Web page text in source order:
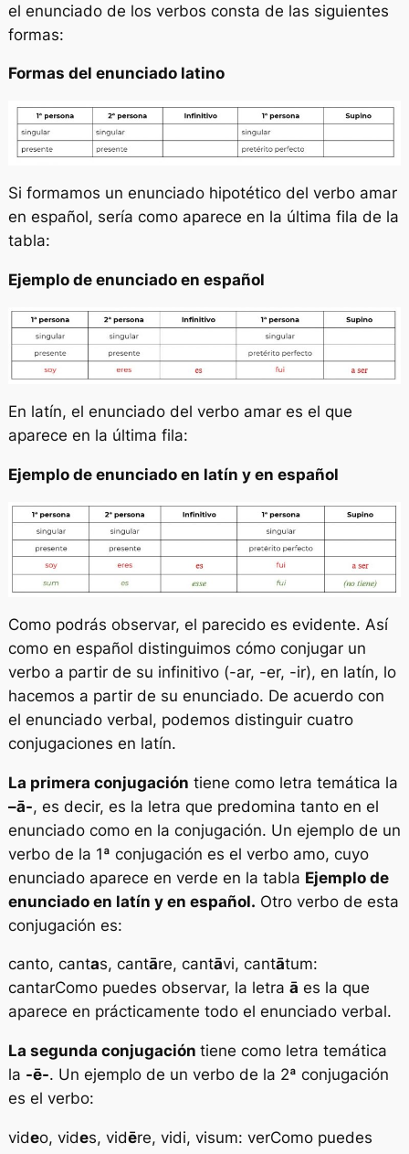
el enunciado de los verbos consta de las siguientes
formas:
Formas del enunciado latino
Si formamos un enunciado hipotético del verbo amar
en español, sería como aparece en la última fila de la
tabla:
Ejemplo de enunciado en español
En latín, el enunciado del verbo amares el que
aparece en la última fila:
Ejemplo de enunciado en latín y en español
Como podrás observar, el parecido es evidente. Así
como en español distinguimos cómo conjugar un
verbo a partir de su infinitivo (-ar, -er, -ir), en latín, lo
hacemos a partir de su enunciado. De acuerdo con
el enunciado verbal, podemos distinguir cuatro
conjugaciones en latín.
La primera conjugación tiene como letra temática la
–ā-, es decir, es la letra que predomina tanto en el
enunciado como en la conjugación. Un ejemplo de un
verbo de la 1ª conjugación es el verbo amo, cuyo
enunciado aparece en verde en la tabla Ejemplo de
enunciado en latín y en español. Otro verbo de esta
conjugación es:
canto, cantas, cantāre, cantāvi, cantātum:
cantarComo puedes observar, la letra ā es la que
aparece en prácticamente todo el enunciado verbal.
La segunda conjugación tiene como letra temática
la -ē-. Un ejemplo de un verbo de la 2ª conjugación
es el verbo:
video, vides, vidēre, vidi, visum: verComo puedes